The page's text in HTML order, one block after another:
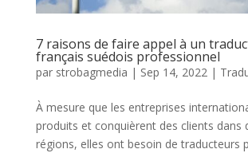
7 raisons de faire appel à un
français suédois professionnel
par strobagmedia | Sep 14, 2022|
À mesure que les entreprises
produits et conquièrent des clients dans
régions, elles ont besoin de traducteurs